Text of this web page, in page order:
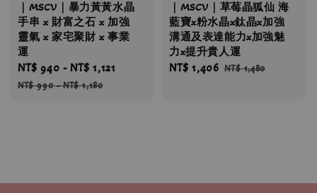
｜MSCV｜暴力黃黃水晶
手串 x 財富之石 x 加強
靈氣 x 家宅聚財 x 事業
運
Sale
price
NT$ 940 -NT$ 1,121
NT$ 990-NT$ 1,180
｜MSCV｜草莓晶狐仙 海
藍寶x粉水晶x鈦晶x加強
溝通及表達能力x加強魅
力x提升貴人運
Sale
NT$ 1,406 Regular
NT$ 1,480